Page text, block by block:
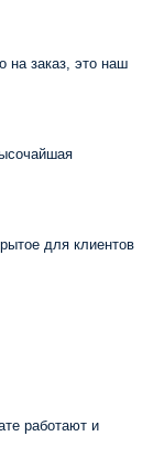
на заказ, это наш
для клиентов
работают и